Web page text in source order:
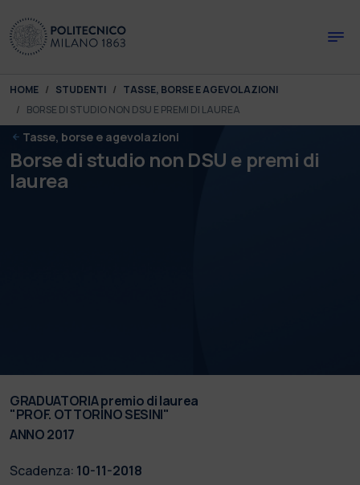
You are here:
HOME STUDENTI
TASSE, BORSE E AGEVOLAZIONI
BORSE DI STUDIO NON DSU E PREMI DI LAUREA
Tasse, borse e agevolazioni
Borse di studio non DSU e premi di
laurea
GRADUATORIA premio di laurea
"PROF. OTTORINO SESINI"
ANNO 2017
Scadenza: 10-11-2018